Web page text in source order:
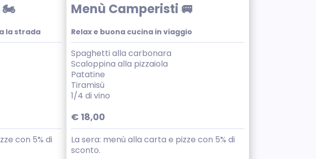
🏍️
la strada
con 5% di
Menù Camperisti 🚐
Relax e buona cucina in viaggio
Spaghetti alla carbonara
Scaloppina alla pizzaiola
Patatine
Tiramisù
1/4 di vino
€ 18,00
La sera: menù alla carta e pizze con 5% di
sconto.